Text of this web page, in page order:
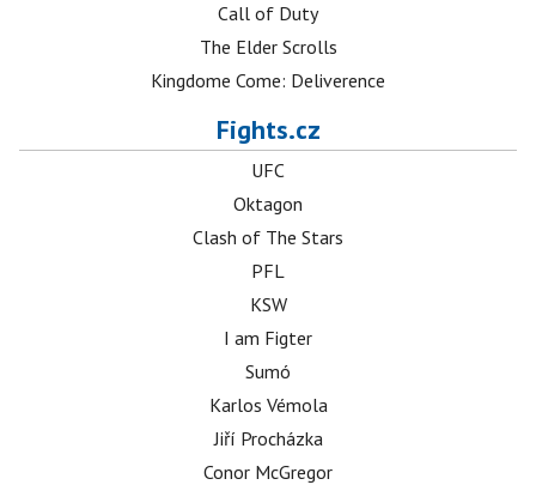
Call of Duty
The Elder Scrolls
Kingdome Come: Deliverence
Fights.cz
UFC
Oktagon
Clash of The Stars
PFL
KSW
I am Figter
Sumó
Karlos Vémola
Jiří Procházka
Conor McGregor